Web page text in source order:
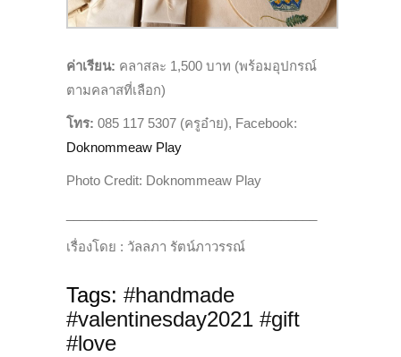
ค่าเรียน: คลาสละ 1,500 บาท (พร้อมอุปกรณ์
ตามคลาสที่เลือก)
โทร: 085 117 5307 (ครูอ๋าย), Facebook:
Doknommeaw Play
Photo Credit: Doknommeaw Play
เรื่องโดย : วัลลภา รัตน์ภาวรรณ์
Tags: #handmade
#valentinesday2021 #gift
#love